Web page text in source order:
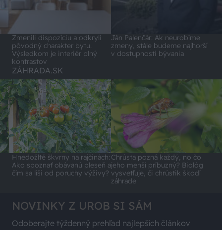
Zmenili dispozíciu a odkryli
pôvodný charakter bytu.
Výsledkom je interiér plný
kontrastov
Ján Palenčár: Ak neurobíme
zmeny, stále budeme najhorší
v dostupnosti bývania
ZÁHRADA.SK
Hnedožlté škvrny na rajčinách:
Ako spoznať obávanú pleseň a
čím sa líši od poruchy výživy?
Chrústa pozná každý, no čo
jeho menší príbuzný? Biológ
vysvetľuje, či chrústik škodí
záhrade
NOVINKY Z UROB SI SÁM
Odoberajte týždenný prehľad najlepších článkov